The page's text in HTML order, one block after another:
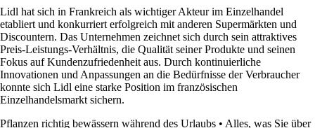
Lidl hat sich in Frankreich als wichtiger Akteur im Einzelhandel
etabliert und konkurriert erfolgreich mit anderen Supermärkten und
Discountern. Das Unternehmen zeichnet sich durch sein attraktives
Preis-Leistungs-Verhältnis, die Qualität seiner Produkte und seinen
Fokus auf Kundenzufriedenheit aus. Durch kontinuierliche
Innovationen und Anpassungen an die Bedürfnisse der Verbraucher
konnte sich Lidl eine starke Position im französischen
Einzelhandelsmarkt sichern.
Pflanzen richtig bewässern während des Urlaubs • Alles, was Sie über